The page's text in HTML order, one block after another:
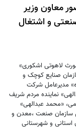
معاون وزیر
و اشتغال
لاهوتی اشکوری»
صنایع کوچک و
مدیرعامل شرکت
نماینده مردم شریف
«محمد عبدالهی»
سازمان صنعت ،معدن و
استانی و شهرستانی